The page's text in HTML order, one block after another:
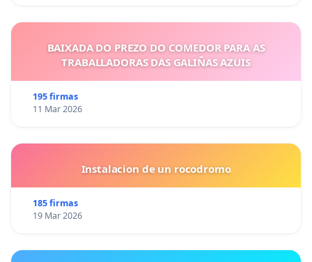
BAIXADA DO PREZO DO COMEDOR PARA AS
TRABALLADORAS DAS GALIÑAS AZUIS
195 firmas
11 Mar 2026
Instalacion de un rocodromo
185 firmas
19 Mar 2026